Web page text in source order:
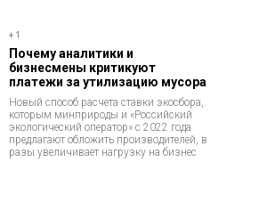
+1
Почему аналитики и
бизнесмены критикуют
платежи за утилизацию мусора
Новый способ расчета ставки экосбора,
которым минприроды и «Российский
экологический оператор» с 2022 года
предлагают обложить производителей, в
разы увеличивает нагрузку на бизнес